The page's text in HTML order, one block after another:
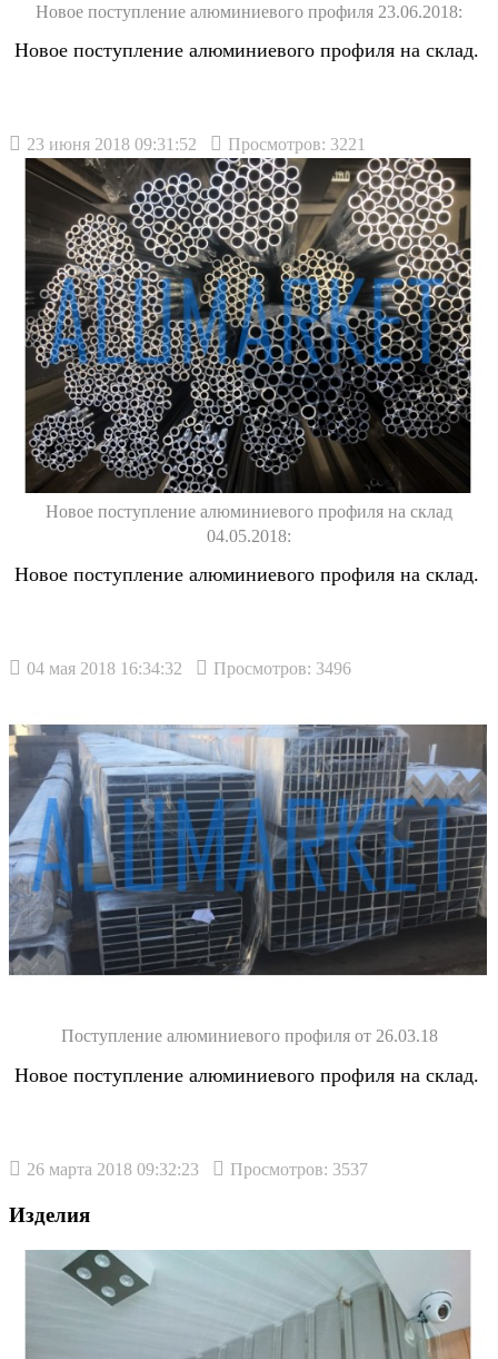
Новое поступление алюминиевого профиля 23.06.2018:
Новое поступление алюминиевого профиля на склад.
23 июня 2018 09:31:52 Просмотров: 3221
Новое поступление алюминиевого профиля на склад
04.05.2018:
Новое поступление алюминиевого профиля на склад.
04 мая 2018 16:34:32 Просмотров: 3496
Поступление алюминиевого профиля от 26.03.18
Новое поступление алюминиевого профиля на склад.
26 марта 2018 09:32:23 Просмотров: 3537
Изделия